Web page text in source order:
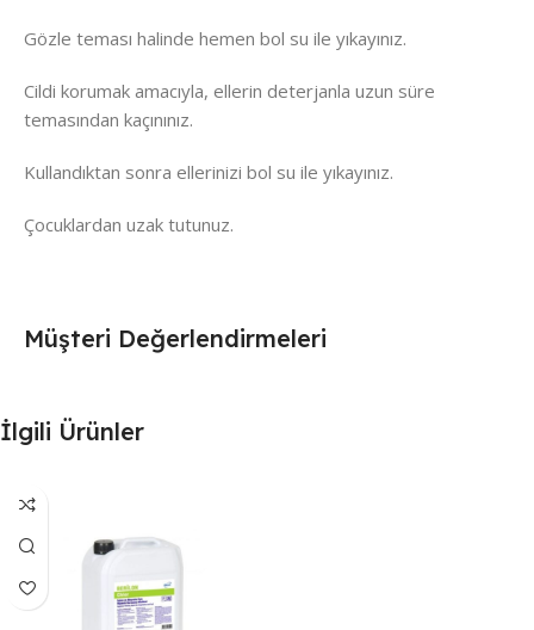
Gözle teması halinde hemen bol su ile yıkayınız.
Cildi korumak amacıyla, ellerin deterjanla uzun süre
temasından kaçınınız.
Kullandıktan sonra ellerinizi bol su ile yıkayınız.
Çocuklardan uzak tutunuz.
Müşteri Değerlendirmeleri
İlgili Ürünler